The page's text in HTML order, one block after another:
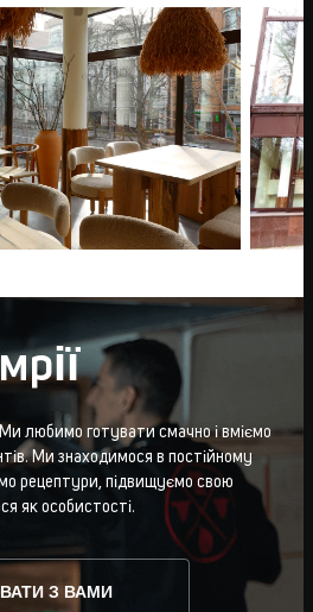
любимо готувати смачно і вміємо
Ми знаходимося в постійному
рецептури, підвищуємо свою
як особистості.
З ВАМИ